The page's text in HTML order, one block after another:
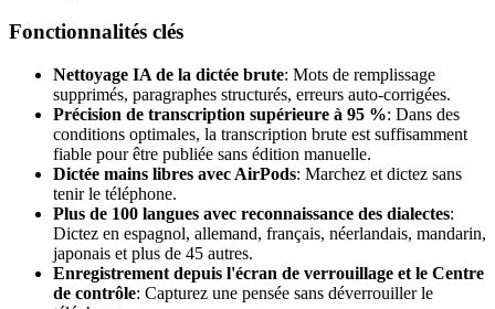
Fonctionnalités clés
Nettoyage IA de la dictée brute: Mots de remplissage
supprimés, paragraphes structurés, erreurs auto-corrigées.
Précision de transcription supérieure à 95 %: Dans des
conditions optimales, la transcription brute est suffisamment
fiable pour être publiée sans édition manuelle.
Dictée mains libres avec AirPods: Marchez et dictez sans
tenir le téléphone.
Plus de 100 langues avec reconnaissance des dialectes:
Dictez en espagnol, allemand, français, néerlandais, mandarin,
japonais et plus de 45 autres.
Enregistrement depuis l'écran de verrouillage et le Centre
de contrôle: Capturez une pensée sans déverrouiller le